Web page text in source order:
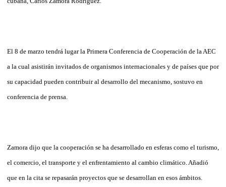
El 8 de marzo tendrá lugar la Primera Conferencia de Cooperación de la AEC
a la cual asistirán invitados de organismos internacionales y de países que por
su capacidad pueden contribuir al desarrollo del mecanismo, sostuvo en
conferencia de prensa.
Zamora dijo que la cooperación se ha desarrollado en esferas como el turismo,
el comercio, el transporte y el enfrentamiento al cambio climático. Añadió
que en la cita se repasarán proyectos que se desarrollan en esos ámbitos.